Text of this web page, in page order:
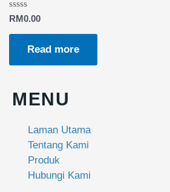
Rated
out
RM0.00
Read more
MENU
Laman Utama
Tentang Kami
Produk
Hubungi Kami